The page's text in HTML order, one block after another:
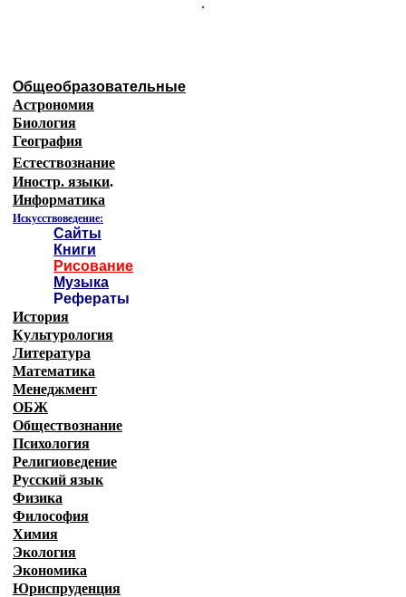
.
Общеобразовательные
Астрономия
Биология
География
Естествознание
Иностр. языки.
Информатика
Искусствоведение:
Сайты
Книги
Рисование
Музыка
Рефераты
История
Культурология
Литература
Математика
Менеджмент
ОБЖ
Обществознание
Психология
Религиоведение
Русский язык
Физика
Философия
Химия
Экология
Экономика
Юриспруденция